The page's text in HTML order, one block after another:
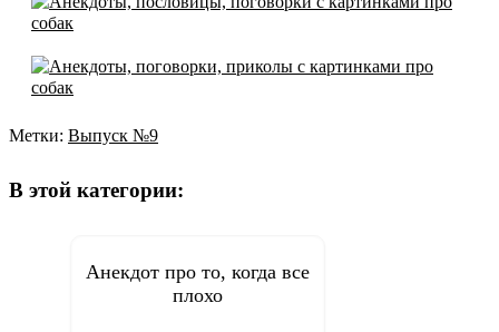
Метки: Выпуск №9
В этой категории:
Анекдот про то, когда все
плохо
по